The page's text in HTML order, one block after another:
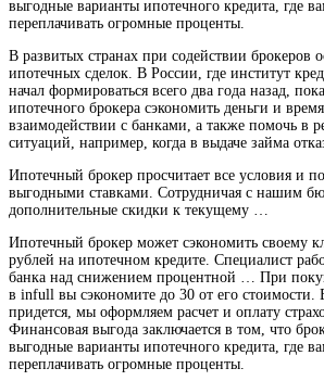
выгодные варианты ипотечного кредита, где
переплачивать огромные проценты.
В развитых странах при содействии брокеров
ипотечных сделок. В России, где институт
начал формироваться всего два года назад,
ипотечного брокера сэкономить деньги и
взаимодействии с банками, а также помочь в
ситуаций, например, когда в выдаче займа
Ипотечный брокер просчитает все условия и
выгодными ставками. Сотрудничая с нашим
дополнительные скидки к текущему …
Ипотечный брокер может сэкономить своему
рублей на ипотечном кредите. Специалист
банка над снижением процентной … При
в infull вы сэкономите до 30 от его стоимости.
придется, мы оформляем расчет и оплату
Финансовая выгода заключается в том, что
выгодные варианты ипотечного кредита, где
переплачивать огромные проценты.